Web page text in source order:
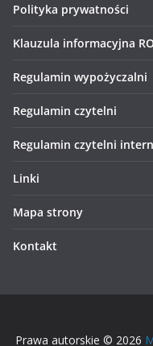
Polityka prywatności
Klauzula informacyjna
Regulamin wypożyczalni
Regulamin czytelni
Regulamin czytelni
Linki
Mapa strony
Kontakt
Prawa autorskie © 2026